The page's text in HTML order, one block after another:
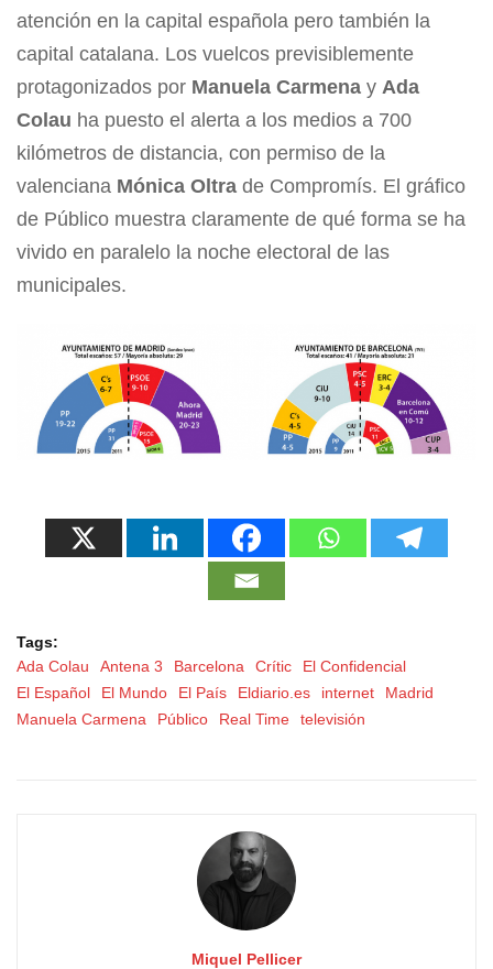
atención en la capital española pero también la
capital catalana. Los vuelcos previsiblemente
protagonizados por Manuela Carmena y Ada
Colau ha puesto el alerta a los medios a 700
kilómetros de distancia, con permiso de la
valenciana Mónica Oltra de Compromís. El gráfico
de Público muestra claramente de qué forma se ha
vivido en paralelo la noche electoral de las
municipales.
Tags:
Ada Colau
Antena 3 Barcelona Crític
El Confidencial
El Español
El Mundo El País Eldiario.es internet
Madrid
Manuela Carmena
Público Real Time televisión
Miquel Pellicer